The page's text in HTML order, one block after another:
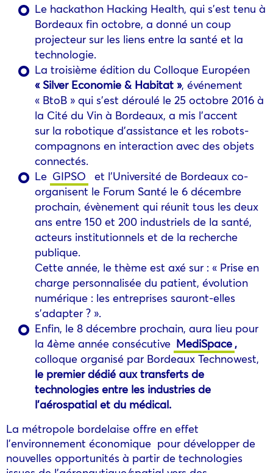
Le hackathon Hacking Health, qui s’est tenu à
Bordeaux fin octobre, a donné un coup
projecteur sur les liens entre la santé et la
technologie.
La troisième édition du Colloque Européen
« Silver Economie & Habitat », événement
« BtoB » qui s’est déroulé le 25 octobre 2016 à
la Cité du Vin à Bordeaux, a mis l’accent
sur la robotique d’assistance et les robots-
compagnons en interaction avec des objets
connectés.
Le GIPSO
et l’Université de Bordeaux co-
organisent le Forum Santé le 6 décembre
prochain, évènement qui réunit tous les deux
ans entre 150 et 200 industriels de la santé,
acteurs institutionnels et de la recherche
publique.
Cette année, le thème est axé sur : « Prise en
charge personnalisée du patient, évolution
numérique : les entreprises sauront-elles
s’adapter ? ».
Enfin, le 8 décembre prochain, aura lieu pour
la 4ème année consécutive MediSpace ,
colloque organisé par Bordeaux Technowest,
le premier dédié aux transferts de
technologies entre les industries de
l’aérospatial et du médical.
La métropole bordelaise offre en effet
l’environnement économique pour développer de
nouvelles opportunités à partir de technologies